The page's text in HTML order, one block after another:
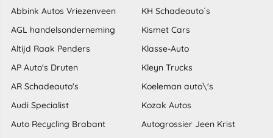
Abbink Autos Vriezenveen
AGL handelsonderneming
Altijd Raak Penders
AP Auto's Druten
AR Schadeauto's
Audi Specialist
Auto Recycling Brabant
KH Schadeauto´s
Kismet Cars
Klasse-Auto
Kleyn Trucks
Koeleman auto\'s
Kozak Autos
Autogrossier Jeen Krist